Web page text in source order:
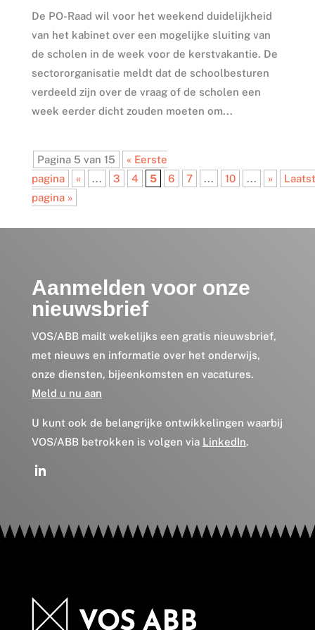
De PO-Raad wil voor het weekend duidelijkheid
van het kabinet over een mogelijke sluiting van
de scholen in de week voor de kerstvakantie. De
sectororganisatie meldt dat de schoolbesturen
verdeeld zijn over de vraag of de scholen een
week eerder dicht zouden moeten om...
Pagina 5 van 15
« Eerste
pagina
« ... 3 4 5 6 7 ... 10 ... »
pagina »
Aanmelden voor onze
nieuwsbrief
VOS/ABB mailt wekelijks een gratis nieuwsbrief,
met nieuws en informatie over het onderwijs,
onze diensten, bijeenkomsten en vacatures.
Meld u nu aan
U kunt ook de belangrijke ontwikkelingen waarbij
VOS/ABB betrokken is volgen via LinkedIn.